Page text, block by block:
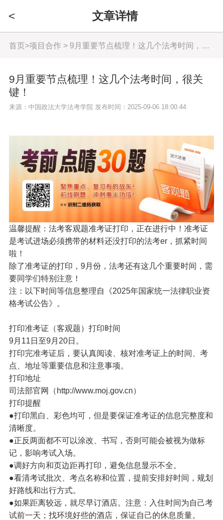
< 文章详情
首页>项目合作 > 9月重要节点梳理！这几个法考时间，很关键！
9月重要节点梳理！这几个法考时间，很关
键！
来源：中国政法大学法考学院 发布时间：2025-09-06 18:00:44
温馨提醒：法考客观题准考证打印，正在进行中！准考证
是考试进场必须携带的材料还没打印的法考er，抓紧时间
啦！
除了准考证的打印，9月份，法考还有这几个重要时间，需
要同学们特别注意！
注：以下时间等信息整理自《2025年国家统一法律职业资
格考试公告》。
打印准考证（客观题）打印时间
9月11日至9月20日。
打印完准考证后，要认真阅读、核对准考证上的时间、考
点、地址等重要信息和注意事项。
打印地址
司法部官网（http://www.moj.gov.cn）
打印提醒
●打印黑白、彩色均可，但是要保证准考证的信息完整度和
清晰度。
●正反两面都不可以涂改、书写，否则可能会被视为做标
记，影响考试入场。
●调好方向和页边距再打印，避免信息显示不全。
●看清考试批次、考点名称和位置，提前安排好时间，规划
好路线和出行方式。
●如果距离较远，就尽早订酒店。注意：入住时间为自己考
试前一天；找环境好些的酒店，保证自己的休息质量。